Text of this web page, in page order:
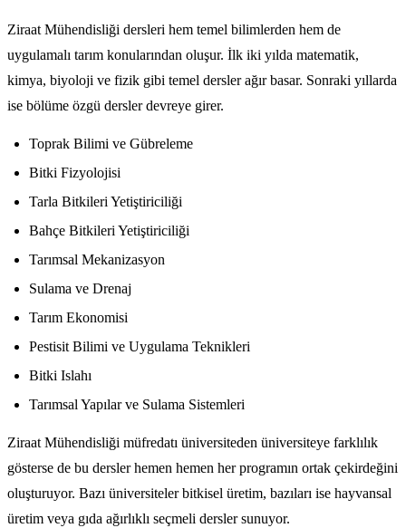
Ziraat Mühendisliği dersleri hem temel bilimlerden hem de
uygulamalı tarım konularından oluşur. İlk iki yılda matematik,
kimya, biyoloji ve fizik gibi temel dersler ağır basar. Sonraki yıllarda
ise bölüme özgü dersler devreye girer.
Toprak Bilimi ve Gübrelemе
Bitki Fizyolojisi
Tarla Bitkileri Yetiştiriciliği
Bahçe Bitkileri Yetiştiriciliği
Tarımsal Mekanizasyon
Sulama ve Drenaj
Tarım Ekonomisi
Pestisit Bilimi ve Uygulama Teknikleri
Bitki Islahı
Tarımsal Yapılar ve Sulama Sistemleri
Ziraat Mühendisliği müfredatı üniversiteden üniversiteye farklılık
gösterse de bu dersler hemen hemen her programın ortak çekirdeğini
oluşturuyor. Bazı üniversiteler bitkisel üretim, bazıları ise hayvansal
üretim veya gıda ağırlıklı seçmeli dersler sunuyor.